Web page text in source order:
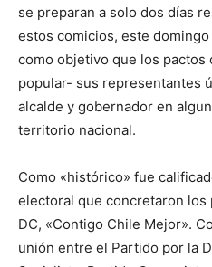
se preparan a solo dos días
estos comicios, este
como objetivo que los
popular- sus representantes
alcalde y gobernador en
territorio nacional.
Como «histórico» fue
electoral que concretaron
DC, «Contigo Chile Mejor».
unión entre el Partido por la